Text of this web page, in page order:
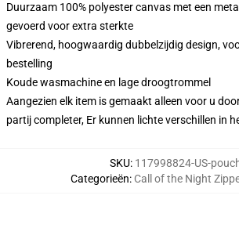
Duurzaam 100% polyester canvas met een
gevoerd voor extra sterkte
Vibrerend, hoogwaardig dubbelzijdig design,
bestelling
Koude wasmachine en lage droogtrommel
Aangezien elk item is gemaakt alleen voor u
partij completer, Er kunnen lichte verschillen in
SKU: 117998824-US-
Categorieën: Call of the Night